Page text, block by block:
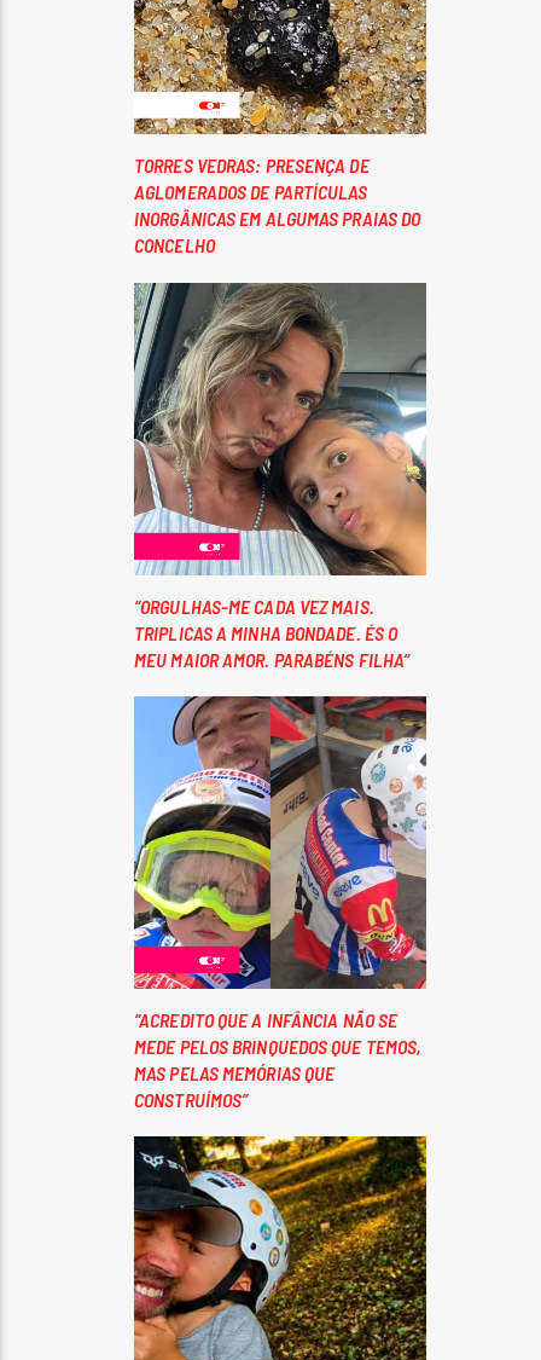
TORRES VEDRAS: PRESENÇA DE
AGLOMERADOS DE PARTÍCULAS
INORGÂNICAS EM ALGUMAS PRAIAS DO
CONCELHO
“ORGULHAS-ME CADA VEZ MAIS.
TRIPLICAS A MINHA BONDADE. ÉS O
MEU MAIOR AMOR. PARABÉNS FILHA”
“ACREDITO QUE A INFÂNCIA NÃO SE
MEDE PELOS BRINQUEDOS QUE TEMOS,
MAS PELAS MEMÓRIAS QUE
CONSTRUÍMOS”